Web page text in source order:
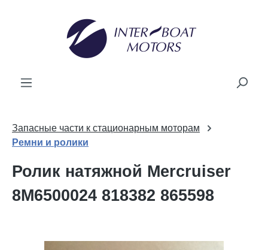
Запасные части к стационарным моторам
Ремни и ролики
Ролик натяжной Mercruiser
8M6500024 818382 865598